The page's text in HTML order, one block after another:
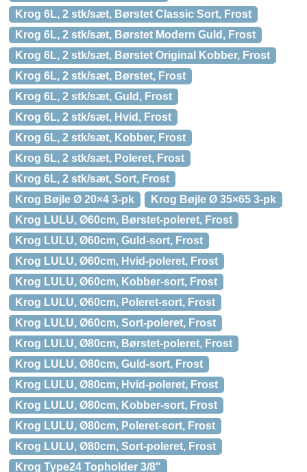
Krog 6L, 2 stk/sæt, Børstet Classic Sort, Frost
Krog 6L, 2 stk/sæt, Børstet Modern Guld, Frost
Krog 6L, 2 stk/sæt, Børstet Original Kobber, Frost
Krog 6L, 2 stk/sæt, Børstet, Frost
Krog 6L, 2 stk/sæt, Guld, Frost
Krog 6L, 2 stk/sæt, Hvid, Frost
Krog 6L, 2 stk/sæt, Kobber, Frost
Krog 6L, 2 stk/sæt, Poleret, Frost
Krog 6L, 2 stk/sæt, Sort, Frost
Krog Bøjle Ø 20×4 3-pk
Krog Bøjle Ø 35×65 3-pk
Krog LULU, Ø60cm, Børstet-poleret, Frost
Krog LULU, Ø60cm, Guld-sort, Frost
Krog LULU, Ø60cm, Hvid-poleret, Frost
Krog LULU, Ø60cm, Kobber-sort, Frost
Krog LULU, Ø60cm, Poleret-sort, Frost
Krog LULU, Ø60cm, Sort-poleret, Frost
Krog LULU, Ø80cm, Børstet-poleret, Frost
Krog LULU, Ø80cm, Guld-sort, Frost
Krog LULU, Ø80cm, Hvid-poleret, Frost
Krog LULU, Ø80cm, Kobber-sort, Frost
Krog LULU, Ø80cm, Poleret-sort, Frost
Krog LULU, Ø80cm, Sort-poleret, Frost
Krog Type24 Topholder 3/8"